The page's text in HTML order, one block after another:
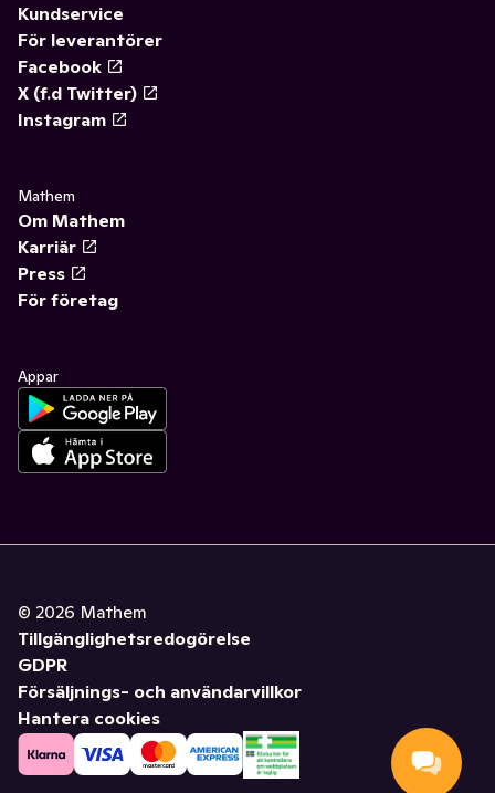
Kundservice
För leverantörer
Facebook
X (f.d Twitter)
Instagram
Mathem
Om Mathem
Karriär
Press
För företag
Appar
© 2026 Mathem
Tillgänglighetsredogörelse
GDPR
Försäljnings- och användarvillkor
Hantera cookies